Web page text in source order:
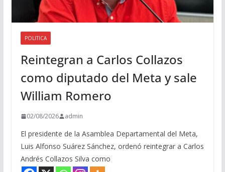
POLITICA
Reintegran a Carlos Collazos
como diputado del Meta y sale
William Romero
02/08/2026 admin
El presidente de la Asamblea Departamental del Meta,
Luis Alfonso Suárez Sánchez, ordenó reintegrar a Carlos
Andrés Collazos Silva como